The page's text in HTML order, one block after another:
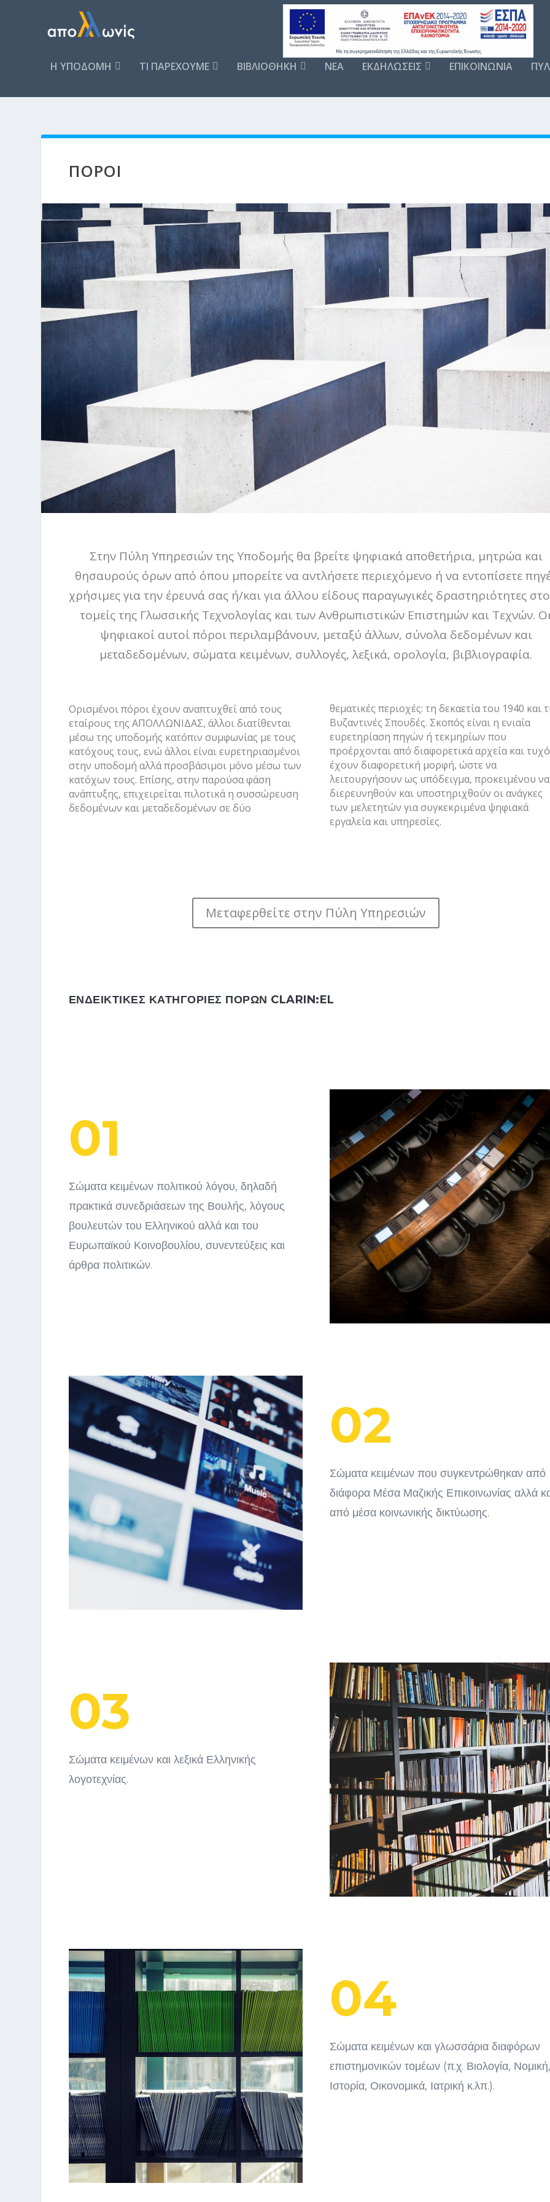
Η ΥΠΟΔΟΜΗ ΤΙ ΠΑΡΕΧΟΥΜΕ ΒΙΒΛΙΟΘΗΚΗ NEA ΕΚΔΗΛΩΣΕΙΣ ΕΠΙΚΟΙΝΩΝΙΑ
ΠΟΡΟΙ
Στην Πύλη Υπηρεσιών της Υποδομής θα βρείτε ψηφιακά αποθετήρια, μητρώα και
θησαυρούς όρων από όπου μπορείτε να αντλήσετε περιεχόμενο ή να εντοπίσετε
χρήσιμες για την έρευνά σας ή/και για άλλου είδους παραγωγικές δραστηριότητες
τομείς της Γλωσσικής Τεχνολογίας και των Ανθρωπιστικών Επιστημών και Τεχνών.
ψηφιακοί αυτοί πόροι περιλαμβάνουν, μεταξύ άλλων, σύνολα δεδομένων και
μεταδεδομένων, σώματα κειμένων, συλλογές, λεξικά, ορολογία, βιβλιογραφία.
Ορισμένοι πόροι έχουν αναπτυχθεί από τους
εταίρους της ΑΠΟΛΛΩΝΙΔΑΣ, άλλοι διατίθενται
μέσω της υποδομής κατόπιν συμφωνίας με τους
κατόχους τους, ενώ άλλοι είναι ευρετηριασμένοι
στην υποδομή αλλά προσβάσιμοι μόνο μέσω των
κατόχων τους. Επίσης, στην παρούσα φάση
ανάπτυξης, επιχειρείται πιλοτικά η συσσώρευση
δεδομένων και μεταδεδομένων σε δύο
θεματικές περιοχές: τη δεκαετία του 1940 και
Βυζαντινές Σπουδές. Σκοπός είναι η ενιαία
ευρετηρίαση πηγών ή τεκμηρίων που
προέρχονται από διαφορετικά αρχεία και
έχουν διαφορετική μορφή, ώστε να
λειτουργήσουν ως υπόδειγμα, προκειμένου να
διερευνηθούν και υποστηριχθούν οι ανάγκες
των μελετητών για συγκεκριμένα ψηφιακά
εργαλεία και υπηρεσίες.
Μεταφερθείτε στην Πύλη Υπηρεσιών
ΕΝΔΕΙΚΤΙΚΕΣ ΚΑΤΗΓΟΡΙΕΣ ΠΟΡΩΝ CLARIN:EL
01
Σώματα κειμένων πολιτικού λόγου, δηλαδή
πρακτικά συνεδριάσεων της Βουλής, λόγους
βουλευτών του Ελληνικού αλλά και του
Ευρωπαϊκού Κοινοβουλίου, συνεντεύξεις και
άρθρα πολιτικών.
02
Σώματα κειμένων που συγκεντρώθηκαν από
διάφορα Μέσα Μαζικής Επικοινωνίας αλλά
από μέσα κοινωνικής δικτύωσης.
03
Σώματα κειμένων και λεξικά Ελληνικής
λογοτεχνίας.
04
Σώματα κειμένων και γλωσσάρια διαφόρων
επιστημονικών τομέων (π.χ. Βιολογία, Νομική,
Ιστορία, Οικονομικά, Ιατρική κ.λπ.).